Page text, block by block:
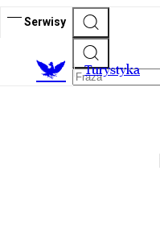
Serwisy
Turystyka